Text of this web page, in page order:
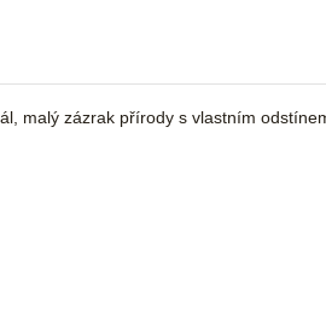
malý zázrak přírody s vlastním